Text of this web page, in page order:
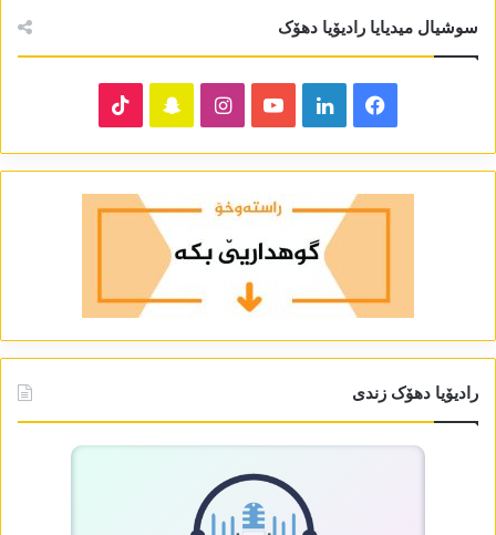
سوشیال میدیایا رادیۆیا دھۆک
Facebook
LinkedIn
YouTube
Instagram
Snapchat
رادیۆیا دھۆک زندی